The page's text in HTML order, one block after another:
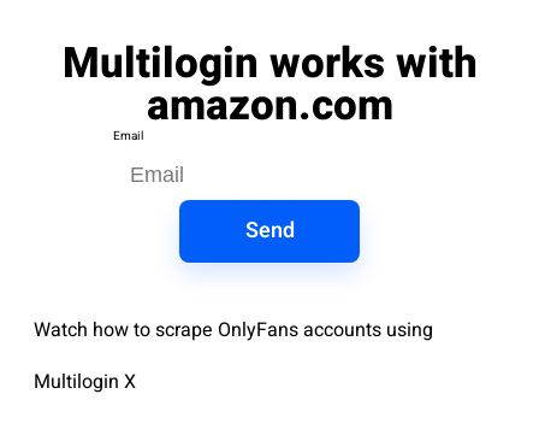
Multilogin works with
amazon.com
Email
Send
Watch how to scrape OnlyFans accounts using
Multilogin X